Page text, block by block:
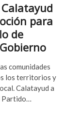
para
de
comunidades
los territorios y
Calatayud a
Partido…